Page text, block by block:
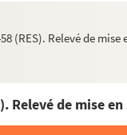
(RES). Relevé de mise
Relevé de mise en
: comédie en 2 actes
: pièce en 5